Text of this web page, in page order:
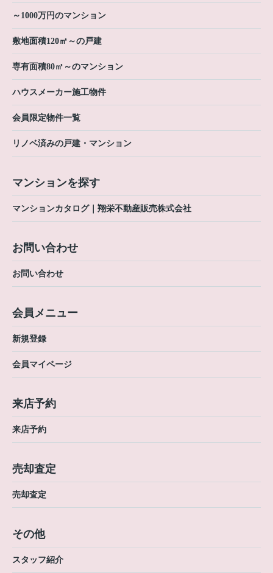
～1000万円のマンション
敷地面積120㎡～の戸建
専有面積80㎡～のマンション
ハウスメーカー施工物件
会員限定物件一覧
リノベ済みの戸建・マンション
マンションを探す
マンションカタログ｜翔栄不動産販売株式会社
お問い合わせ
お問い合わせ
会員メニュー
新規登録
会員マイページ
来店予約
来店予約
売却査定
売却査定
その他
スタッフ紹介